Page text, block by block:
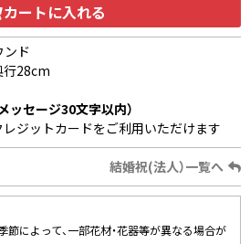
カートに入れる
ンド
28cm
ッセージ30文字以内）
レジットカードをご利用いただけます
結婚祝(法人）一覧へ
節によって、一部花材・花器等が異なる場合が